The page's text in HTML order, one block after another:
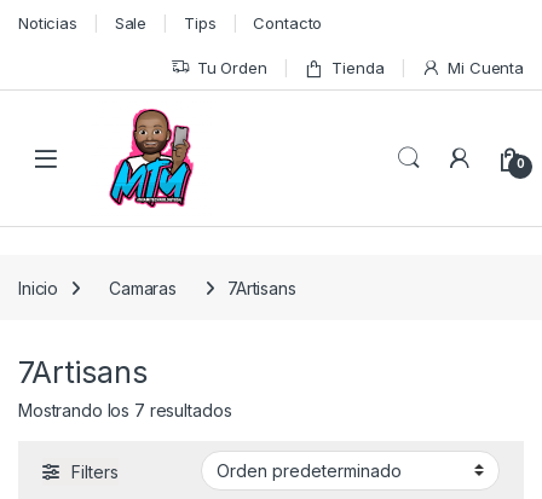
Skip to navigation
Skip to content
Noticias Sale Tips Contacto
Tu Orden Tienda Mi Cuenta
0
Inicio Camaras 7Artisans
7Artisans
Mostrando los 7 resultados
Filters